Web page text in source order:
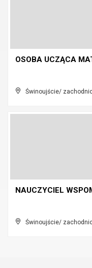
OSOBA UCZĄCA
Świnoujście/
NAUCZYCIEL
Świnoujście/